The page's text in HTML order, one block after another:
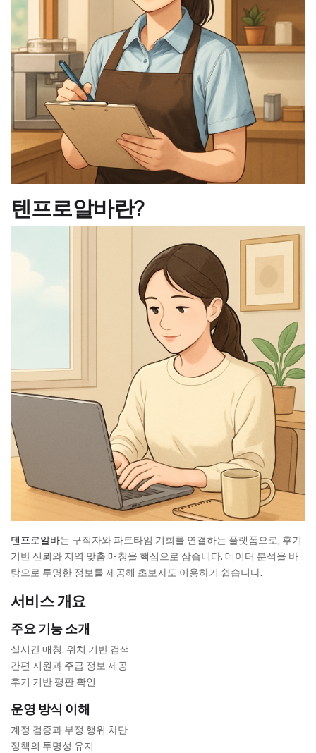
텐프로알바란?
텐프로알바는 구직자와 파트타임 기회를 연결하는 플랫폼으로, 후기
기반 신뢰와 지역 맞춤 매칭을 핵심으로 삼습니다. 데이터 분석을 바
탕으로 투명한 정보를 제공해 초보자도 이용하기 쉽습니다.
서비스 개요
주요 기능 소개
실시간 매칭, 위치 기반 검색
간편 지원과 주급 정보 제공
후기 기반 평판 확인
운영 방식 이해
계정 검증과 부정 행위 차단
정책의 투명성 유지